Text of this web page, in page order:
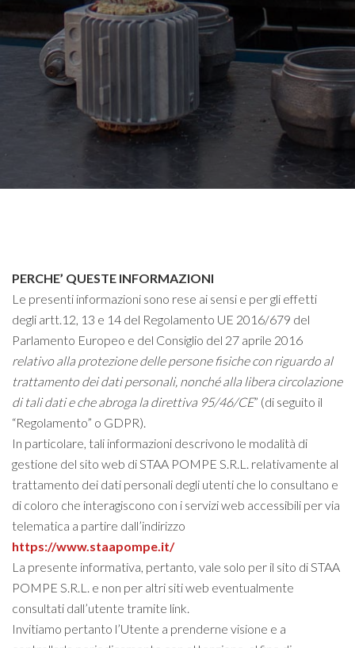
PERCHE’ QUESTE INFORMAZIONI
Le presenti informazioni sono rese ai sensi e per gli effetti
degli artt.12, 13 e 14 del Regolamento UE 2016/679 del
Parlamento Europeo e del Consiglio del 27 aprile 2016
relativo alla protezione delle persone fisiche con riguardo al
trattamento dei dati personali, nonché alla libera circolazione
di tali dati e che abroga la direttiva 95/46/CE” (di seguito il
“Regolamento” o GDPR).
In particolare, tali informazioni descrivono le modalità di
gestione del sito web di STAA POMPE S.R.L. relativamente al
trattamento dei dati personali degli utenti che lo consultano e
di coloro che interagiscono con i servizi web accessibili per via
telematica a partire dall’indirizzo
https://www.staapompe.it/
La presente informativa, pertanto, vale solo per il sito di STAA
POMPE S.R.L. e non per altri siti web eventualmente
consultati dall’utente tramite link.
Invitiamo pertanto l’Utente a prenderne visione e a